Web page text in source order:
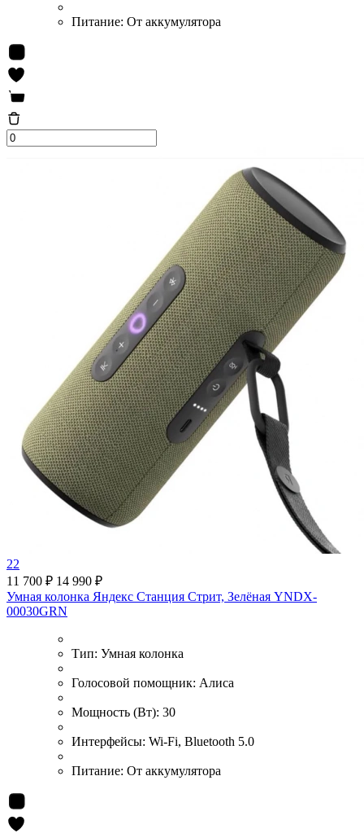
Питание: От аккумулятора
22
11 700 ₽ 14 990 ₽
Умная колонка Яндекс Станция Стрит, Зелёная YNDX-
00030GRN
Тип: Умная колонка
Голосовой помощник: Алиса
Мощность (Вт): 30
Интерфейсы: Wi-Fi, Bluetooth 5.0
Питание: От аккумулятора